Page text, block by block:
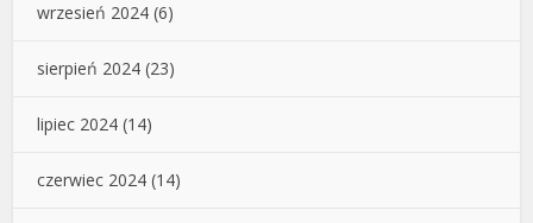
wrzesień 2024 (6)
sierpień 2024 (23)
lipiec 2024 (14)
czerwiec 2024 (14)